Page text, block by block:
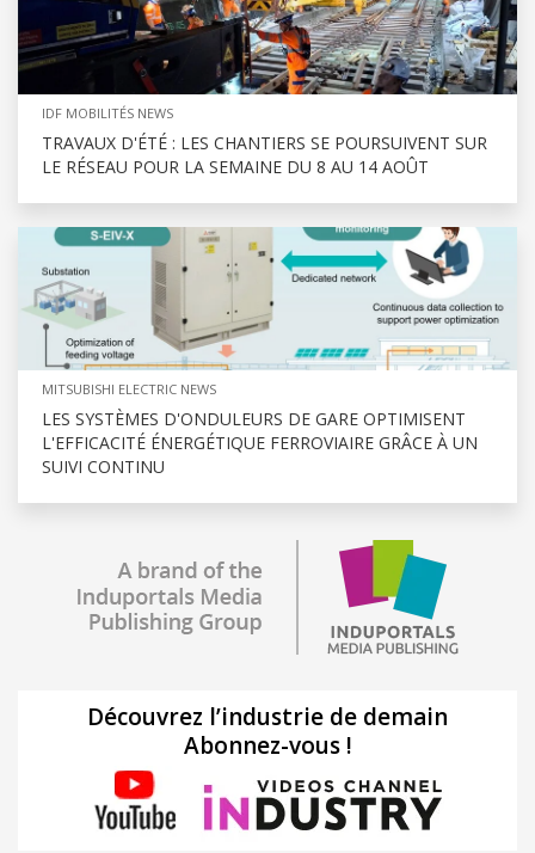
IDF MOBILITÉS NEWS
TRAVAUX D'ÉTÉ : LES CHANTIERS SE POURSUIVENT SUR
LE RÉSEAU POUR LA SEMAINE DU 8 AU 14 AOÛT
MITSUBISHI ELECTRIC NEWS
LES SYSTÈMES D'ONDULEURS DE GARE OPTIMISENT
L'EFFICACITÉ ÉNERGÉTIQUE FERROVIAIRE GRÂCE À UN
SUIVI CONTINU
Découvrez l’industrie de demain
Abonnez-vous !